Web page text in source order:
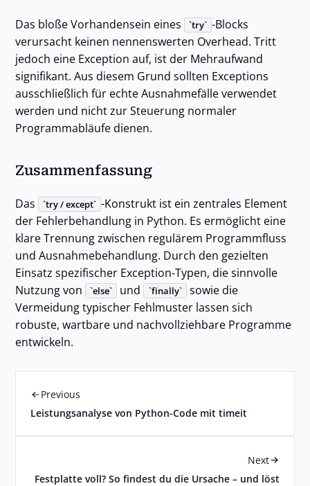
Das bloße Vorhandensein eines try
-Blocks
verursacht keinen nennenswerten Overhead. Tritt
jedoch eine Exception auf, ist der Mehraufwand
signifikant. Aus diesem Grund sollten Exceptions
ausschließlich für echte Ausnahmefälle verwendet
werden und nicht zur Steuerung normaler
Programmabläufe dienen.
Zusammenfassung
Das try / except
-Konstrukt ist ein zentrales Element
der Fehlerbehandlung in Python. Es ermöglicht eine
klare Trennung zwischen regulärem Programmfluss
und Ausnahmebehandlung. Durch den gezielten
Einsatz spezifischer Exception-Typen, die sinnvolle
Nutzung von
else und finally
sowie die
Vermeidung typischer Fehlmuster lassen sich
robuste, wartbare und nachvollziehbare Programme
entwickeln.
Previous
Leistungsanalyse von Python-Code mit timeit
Next
Festplatte voll? So findest du die Ursache – und löst